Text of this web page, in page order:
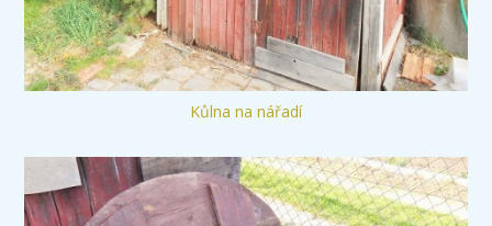
Kůlna na nářadí